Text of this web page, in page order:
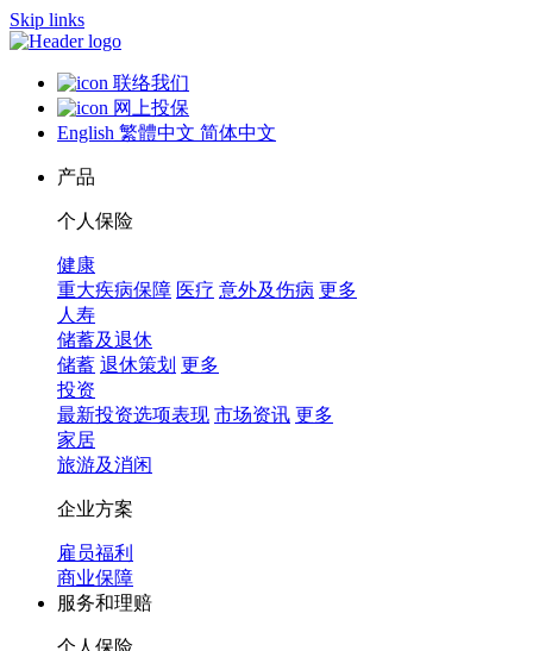
Skip links
联络我们
网上投保
English 繁體中文 简体中文
产品
个人保险
健康
重大疾病保障 医疗 意外及伤病 更多
人寿
储蓄及退休
储蓄 退休策划 更多
投资
最新投资选项表现 市场资讯 更多
家居
旅游及消闲
企业方案
雇员福利
商业保障
服务和理赔
个人保险